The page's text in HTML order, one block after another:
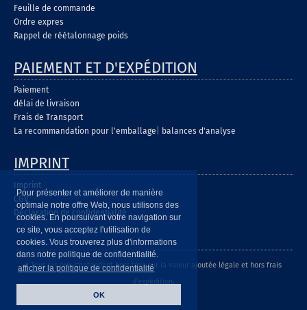
Pour présenter et améliorer de manière
optimale notre offre Web, nous utilisons des
cookies. En poursuivant votre navigation sur
ce site, vous acceptez l'utilisation de
cookies. Vous trouverez plus d'informations
dans notre politique de confidentialité.
afficher la politique de confidentialité
OK
Feuille de commande
Ordre expres
Rappel de réétalonnage poids
PAIEMENT ET D'EXPÉDITION
Paiement
délai de livraison
Frais de Transport
La recommandation pour l'emballage
balances d'analyse
IMPRINT
Imprint
CGV
Déclaration de confidentialité
* Tous les prix s'entendent hors taxe sur la valeur ajoutée légale et hors frais
d'expédition.